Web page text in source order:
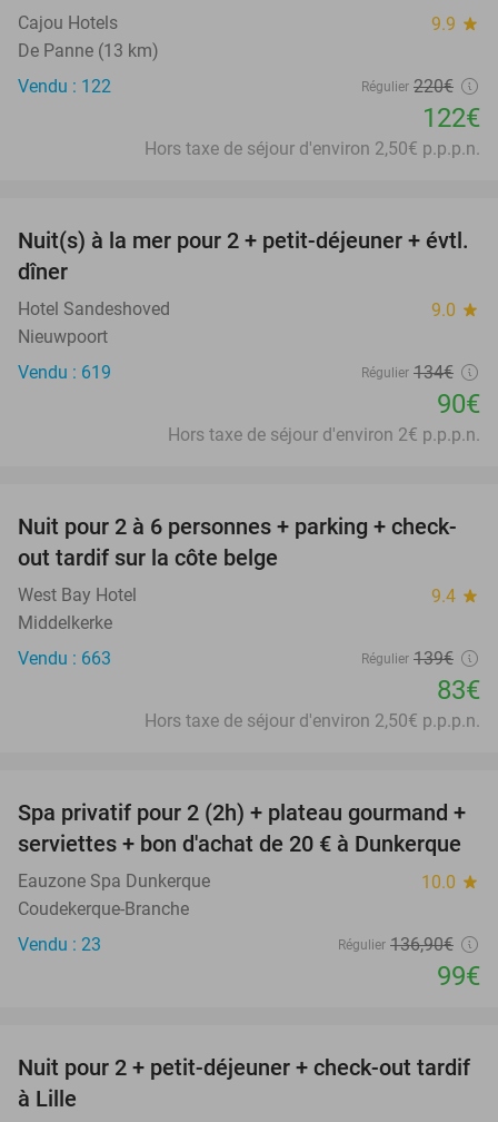
Cajou Hotels 9.9 star
De Panne (13 km)
Vendu : 122
Régulier 220€
122€
Hors taxe de séjour d'environ 2,50€ p.p.p.n.
33%
Nuit(s) à la mer pour 2 + petit-déjeuner + évtl.
dîner
Hotel Sandeshoved 9.0 star
Nieuwpoort
Vendu : 619
Régulier 134€
90€
Hors taxe de séjour d'environ 2€ p.p.p.n.
40%
Nuit pour 2 à 6 personnes + parking + check-
out tardif sur la côte belge
West Bay Hotel 9.4 star
Middelkerke
Vendu : 663
Régulier 139€
83€
Hors taxe de séjour d'environ 2,50€ p.p.p.n.
28%
Spa privatif pour 2 (2h) + plateau gourmand +
serviettes + bon d'achat de 20 € à Dunkerque
Eauzone Spa Dunkerque 10.0 star
Coudekerque-Branche
Vendu : 23
Régulier 136,90€
99€
50%
Nuit pour 2 + petit-déjeuner + check-out tardif
à Lille